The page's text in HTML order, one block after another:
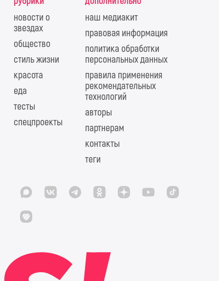
новости о
звездах
общество
стиль жизни
красота
еда
тесты
спецпроекты
наш медиакит
правовая информация
политика обработки
персональных данных
правила применения
рекомендательных
технологий
авторы
партнерам
контакты
теги